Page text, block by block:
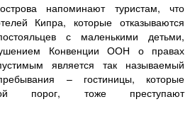
напоминают туристам, что
Кипра, которые отказываются
с маленькими детьми,
Конвенции ООН о правах
является так называемый
– гостиницы, которые
порог, тоже преступают